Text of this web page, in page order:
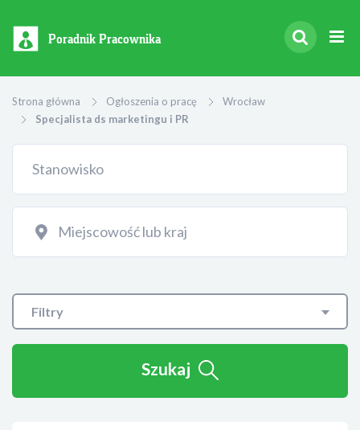
Poradnik Pracownika
Strona główna Ogłoszenia o pracę
Wrocław
Specjalista ds marketingu i PR
Filtry
Szukaj